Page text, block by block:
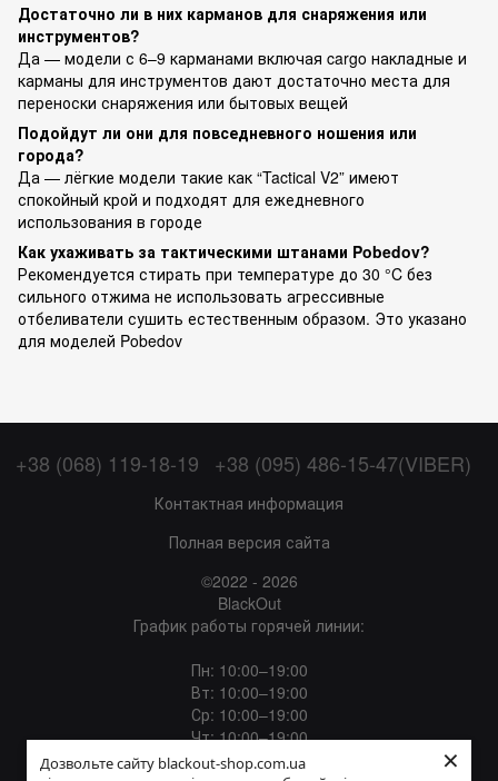
Дозвольте сайту blackout-shop.com.ua
×
Достаточно ли в них карманов для снаряжения или
инструментов?
Да — модели с 6–9 карманами включая cargo накладные и
карманы для инструментов дают достаточно места для
переноски снаряжения или бытовых вещей
Подойдут ли они для повседневного ношения или
города?
Да — лёгкие модели такие как “Tactical V2” имеют
спокойный крой и подходят для ежедневного
использования в городе
Как ухаживать за тактическими штанами Pobedov?
Рекомендуется стирать при температуре до 30 °C без
сильного отжима не использовать агрессивные
отбеливатели сушить естественным образом. Это указано
для моделей Pobedov
+38 (068) 119-18-19 +38 (095) 486-15-47(VIBER)
Контактная информация
Полная версия сайта
©2022 - 2026
BlackOut
График работы горячей линии:
Пн: 10:00–19:00
Вт: 10:00–19:00
Ср: 10:00–19:00
Чт: 10:00–19:00
Пт: 10:00–19:00